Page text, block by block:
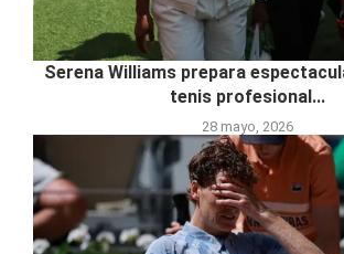
Serena Williams prepara
tenis profesional...
28 mayo, 2026